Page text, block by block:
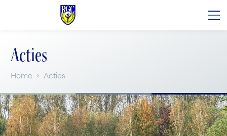
Acties
Home Acties